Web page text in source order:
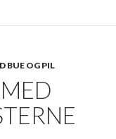
BUE OG PIL